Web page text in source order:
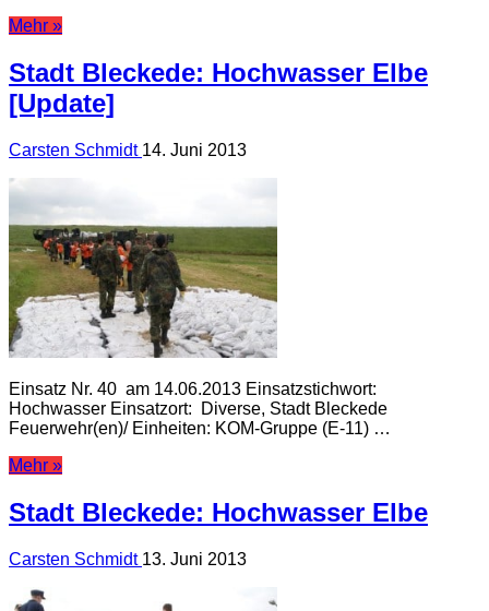
Mehr »
Stadt Bleckede: Hochwasser Elbe
[Update]
Carsten Schmidt 14. Juni 2013
Einsatz Nr. 40 am 14.06.2013 Einsatzstichwort:
Hochwasser Einsatzort: Diverse, Stadt Bleckede
Feuerwehr(en)/ Einheiten: KOM-Gruppe (E-11) …
Mehr »
Stadt Bleckede: Hochwasser Elbe
Carsten Schmidt 13. Juni 2013